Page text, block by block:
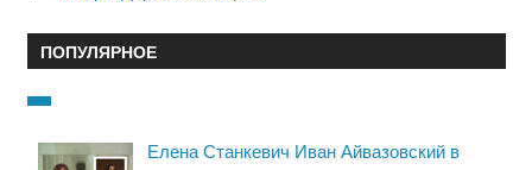
ПОПУЛЯРНОЕ
Елена Станкевич Иван Айвазовский в